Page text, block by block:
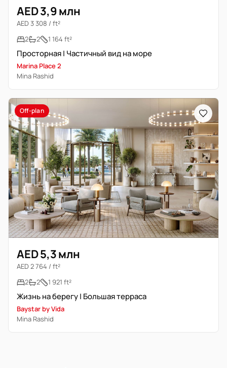
AED 3,9 млн
AED 3 308 / ft²
2
2 1 164 ft²
Просторная | Частичный вид на море
Marina Place 2
Mina Rashid
Off-plan
AED 5,3 млн
AED 2 764 / ft²
2
2 1 921 ft²
Жизнь на берегу | Большая терраса
Baystar by Vida
Mina Rashid